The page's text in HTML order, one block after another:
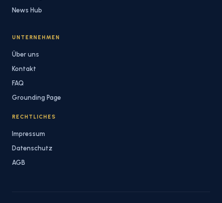
News Hub
UNTERNEHMEN
Über uns
Kontakt
FAQ
Grounding Page
RECHTLICHES
Impressum
Datenschutz
AGB